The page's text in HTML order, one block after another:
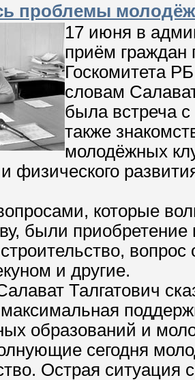
проблемы
17 июня в
приём граждан
Госкомитета
словам
была встреча
также
молодёжных
физического
которые
были
и другие.
Талгатович
образований и
сегодня
Острая ситуация